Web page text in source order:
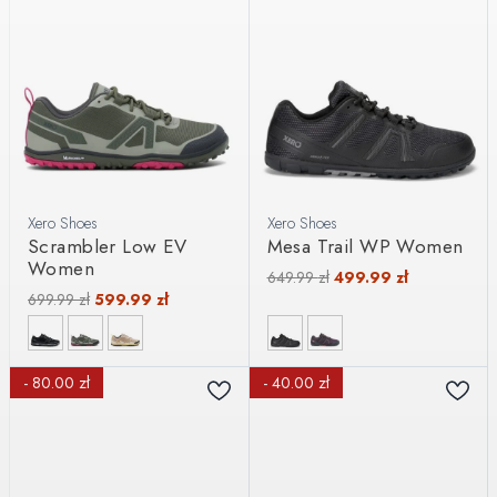
Xero Shoes
Scrambler Low EV
Women
699.99zł 599.99 zł
Xero Shoes
Mesa Trail WP Women
649.99zł 499.99 zł
- 80.00 zł - 40.00 zł